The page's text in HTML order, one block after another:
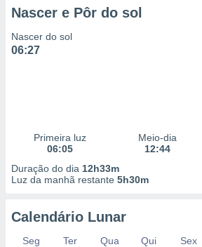
Nascer e Pôr do sol
Nascer do sol
06:27
Primeira luz
06:05
Meio-dia
12:44
Duração do dia 12h33m
Luz da manhã restante 5h30m
Calendário Lunar
Seg Ter Qua Qui Sex